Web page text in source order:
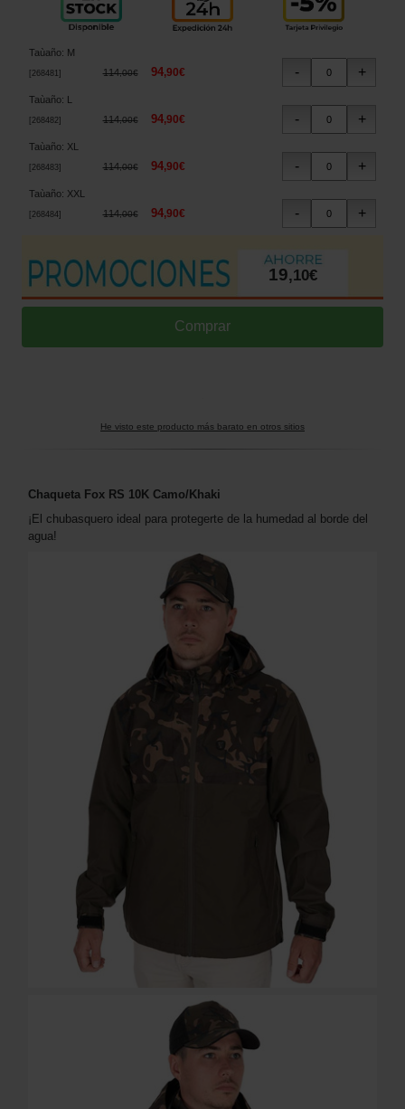
Taùaño: M
268481 ] 114,00€ 94,90€
Taùaño:
268482] 114,00€ 94,90€
Taùaño: XL
268483 ] 114,00€ 94,90€
Taùaño: XXL
268484] 114,00€ 94,90€
19,10€
He visto este producto más barato en otros sitios
Chaqueta Fox RS 10K Camo/Khaki
¡El chubasquero ideal para protegerte de la humedad al borde del
agua!